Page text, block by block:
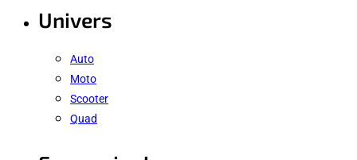
Univers
Auto
Moto
Scooter
Quad